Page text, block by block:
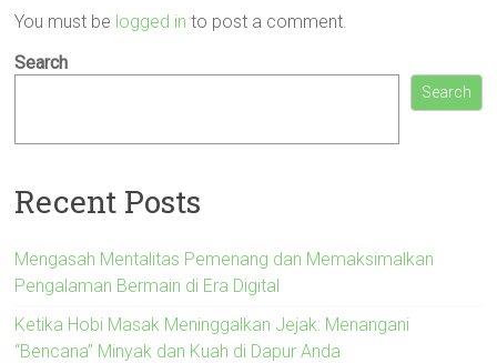
You must be logged in to post a comment.
Search
Search
Recent Posts
Mengasah Mentalitas Pemenang dan Memaksimalkan
Pengalaman Bermain di Era Digital
Ketika Hobi Masak Meninggalkan Jejak: Menangani
“Bencana” Minyak dan Kuah di Dapur Anda